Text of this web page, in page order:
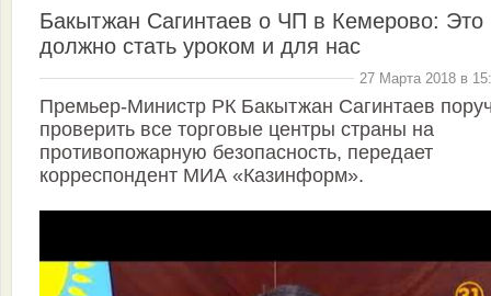
Бакытжан Сагинтаев о ЧП в Кемерово: Это
должно стать уроком и для нас
27 Марта 2018 в
Премьер-Министр РК Бакытжан Сагинтаев
проверить все торговые центры страны на
противопожарную безопасность, передает
корреспондент МИА «Казинформ».